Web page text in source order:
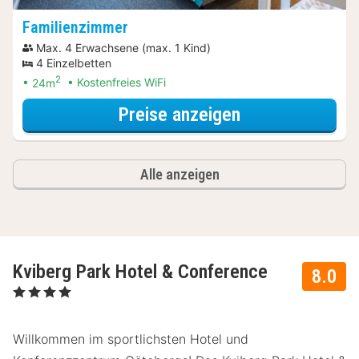
Familienzimmer
Max. 4 Erwachsene (max. 1 Kind)
4 Einzelbetten
24m2 Kostenfreies WiFi
Preise anzeigen
Alle anzeigen
8.0
Kviberg Park Hotel & Conference
, 4 Sterne
Willkommen im sportlichsten Hotel und